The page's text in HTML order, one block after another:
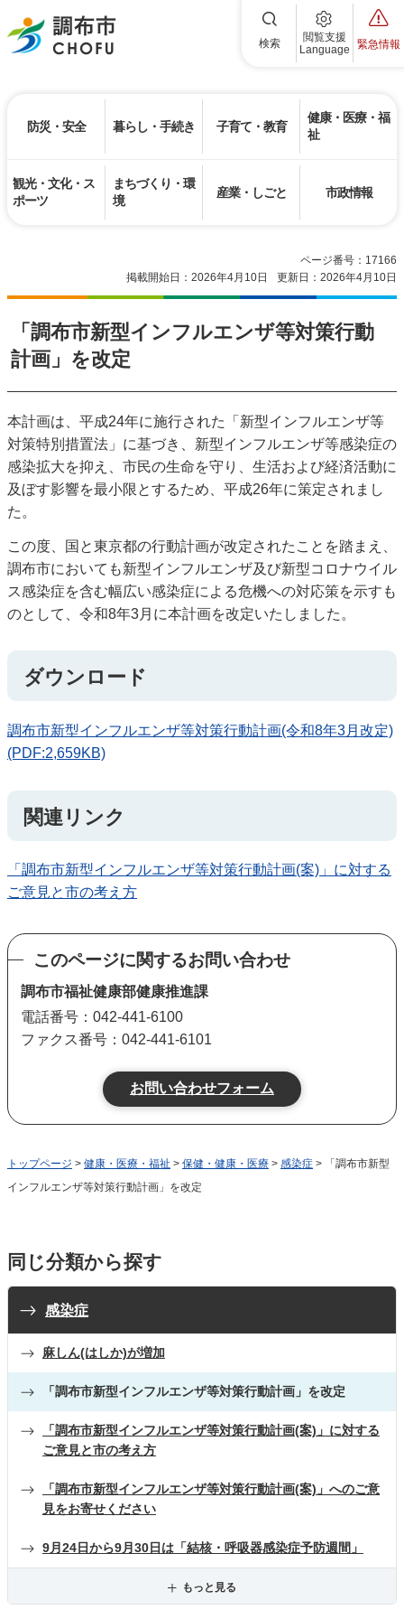
調布市 検索
閲覧支援
Language
緊急情報
防災・安全 暮らし・手続き 子育て・教育
健康・医療・福
祉
観光・文化・ス
ポーツ
まちづくり・環
境
産業・しごと 市政情報
ページ番号：17166
掲載開始日：2026年4月10日
更新日：2026年4月10日
「調布市新型インフルエンザ等対策行動
計画」を改定
本計画は、平成24年に施行された「新型インフルエンザ等
対策特別措置法」に基づき、新型インフルエンザ等感染症の
感染拡大を抑え、市民の生命を守り、生活および経済活動に
及ぼす影響を最小限とするため、平成26年に策定されまし
た。
この度、国と東京都の行動計画が改定されたことを踏まえ、
調布市においても新型インフルエンザ及び新型コロナウイル
ス感染症を含む幅広い感染症による危機への対応策を示すも
のとして、令和8年3月に本計画を改定いたしました。
ダウンロード
調布市新型インフルエンザ等対策行動計画(令和8年3月改定)
(PDF:2,659KB)
関連リンク
「調布市新型インフルエンザ等対策行動計画(案)」に対する
ご意見と市の考え方
このページに関するお問い合わせ
調布市福祉健康部健康推進課
電話番号：042-441-6100
ファクス番号：042-441-6101
トップページ > 健康・医療・福祉 > 保健・健康・医療 > 感染症 > 「調布市新型
インフルエンザ等対策行動計画」を改定
同じ分類から探す
感染症
麻しん(はしか)が増加
「調布市新型インフルエンザ等対策行動計画」を改定
「調布市新型インフルエンザ等対策行動計画(案)」に対する
ご意見と市の考え方
「調布市新型インフルエンザ等対策行動計画(案)」へのご意
見をお寄せください
9月24日から9月30日は「結核・呼吸器感染症予防週間」
もっと見る